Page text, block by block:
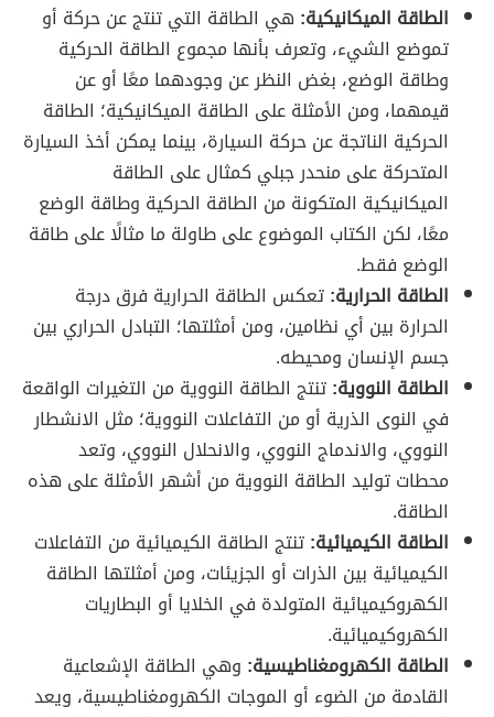
الطاقة الميكانيكية: هي الطاقة التي تنتج عن حركة أو
تموضع الشيء، وتعرف بأنها مجموع الطاقة الحركية
وطاقة الوضع، بغض النظر عن وجودهما معًا أو عن
قيمهما، ومن الأمثلة على الطاقة الميكانيكية؛ الطاقة
الحركية الناتجة عن حركة السيارة، بينما يمكن أخذ السيارة
المتحركة على منحدر جبلي كمثال على الطاقة
الميكانيكية المتكونة من الطاقة الحركية وطاقة الوضع
معًا، لكن الكتاب الموضوع على طاولة ما مثالًا على طاقة
الوضع فقط.
الطاقة الحرارية:تعكس الطاقة الحرارية فرق درجة
الحرارة بين أي نظامين، ومن أمثلتها؛ التبادل الحراري بين
جسم الإنسان ومحيطه.
الطاقة النووية:تنتج الطاقة النووية من التغيرات الواقعة
في النوى الذرية أو من التفاعلات النووية؛ مثل الانشطار
النووي، والاندماج النووي، والانحلال النووي، وتعد
محطات توليد الطاقة النووية من أشهر الأمثلة على هذه
الطاقة.
الطاقة الكيميائية:تنتج الطاقة الكيميائية من التفاعلات
الكيميائية بين الذرات أو الجزيئات، ومن أمثلتها الطاقة
الكهروكيميائية المتولدة في الخلايا أو البطاريات
الكهروكيميائية.
الطاقة الكهرومغناطيسية: وهي الطاقة الإشعاعية
القادمة من الضوء أو الموجات الكهرومغناطيسية، ويعد